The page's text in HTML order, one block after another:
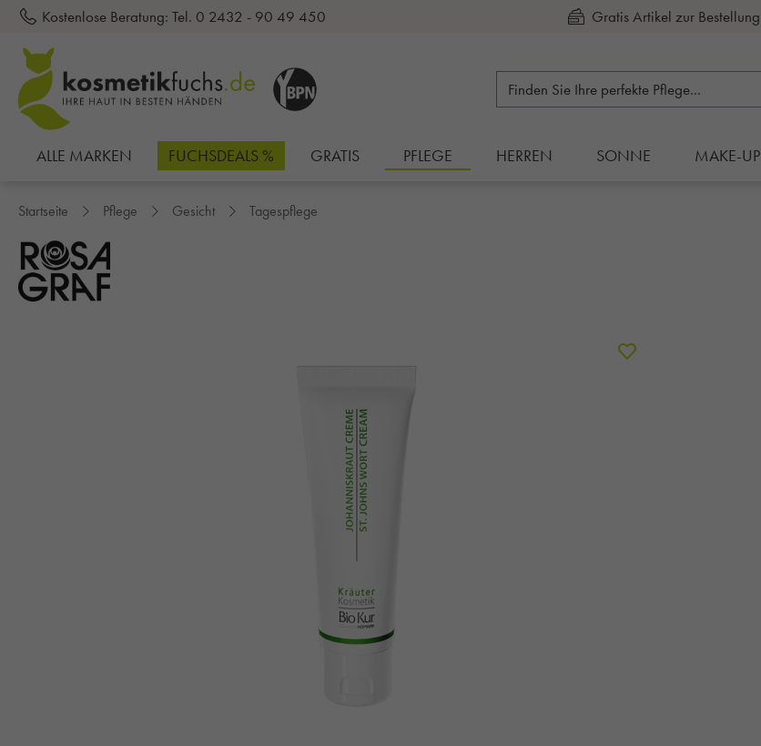
springen
Kostenlose Beratung: Tel. 0 2432 - 90 49 450 Kauf auf Rechnung
ALLE MARKEN FUCHSDEALS % GRATIS PFLEGE HERREN SONNE MAKE-UP
Startseite Pflege Gesicht Tagespflege